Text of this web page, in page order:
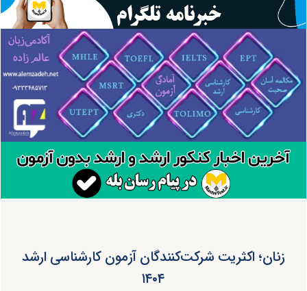
زنان؛ اکثریت شرکت‌کنندگان آزمون کارشناسی ارشد
۱۴۰۴